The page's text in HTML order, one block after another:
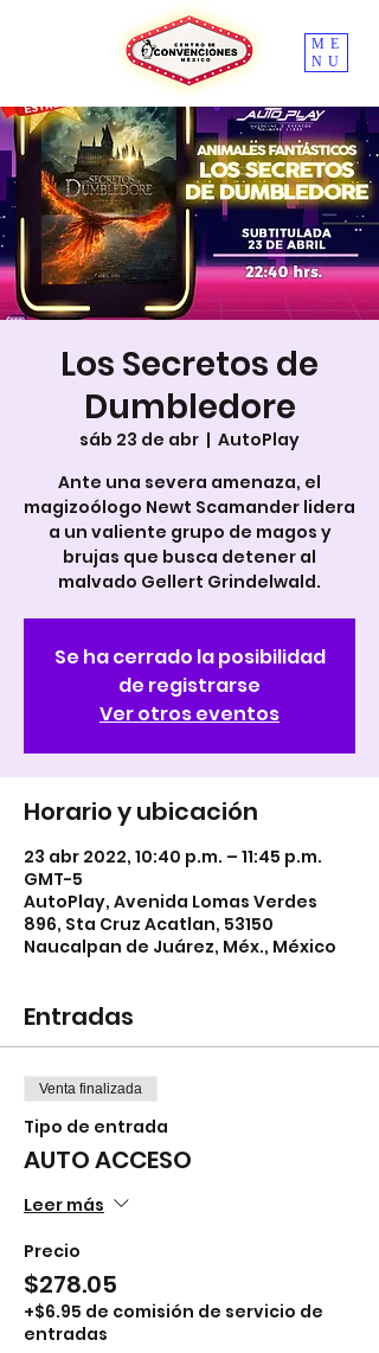
ME
NU
Los Secretos de
Dumbledore
sáb 23 de abr
  |
AutoPlay
Ante una severa amenaza, el
magizoólogo Newt Scamander lidera
a un valiente grupo de magos y
brujas que busca detener al
malvado Gellert Grindelwald.
Se ha cerrado la posibilidad
de registrarse
Ver otros eventos
Horario y ubicación
23 abr 2022, 10:40 p.m. – 11:45 p.m.
GMT-5
AutoPlay, Avenida Lomas Verdes
896, Sta Cruz Acatlan, 53150
Naucalpan de Juárez, Méx., México
Entradas
Venta finalizada
Tipo de entrada
AUTO ACCESO
Leer más
Precio
$278.05
+$6.95 de comisión de servicio de
entradas